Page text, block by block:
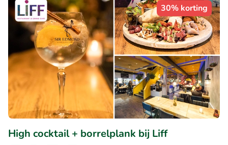
30% korting
High cocktail + borrelplank bij Liff